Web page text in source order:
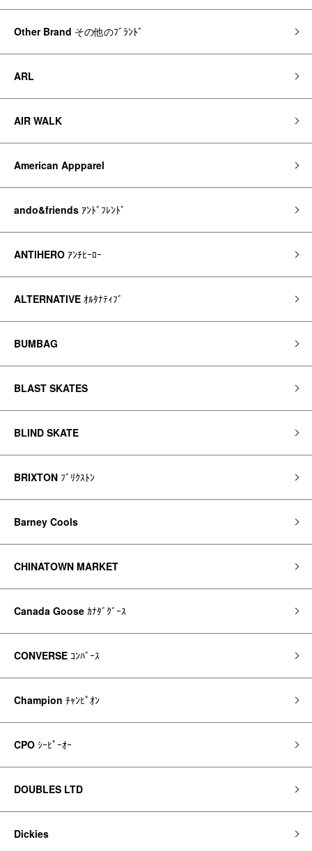
Other Brand その他のﾌﾞﾗﾝﾄﾞ
ARL
AIR WALK
American Appparel
ando&friends ｱﾝﾄﾞﾌﾚﾝﾄﾞ
ANTIHERO ｱﾝﾁﾋｰﾛｰ
ALTERNATIVE ｵﾙﾀﾅﾃｨﾌﾞ
BUMBAG
BLAST SKATES
BLIND SKATE
BRIXTON ﾌﾞﾘｸｽﾄﾝ
Barney Cools
CHINATOWN MARKET
Canada Goose ｶﾅﾀﾞｸﾞｰｽ
CONVERSE ｺﾝﾊﾞｰｽ
Champion ﾁｬﾝﾋﾟｵﾝ
CPO ｼｰﾋﾟｰｵｰ
DOUBLES LTD
Dickies